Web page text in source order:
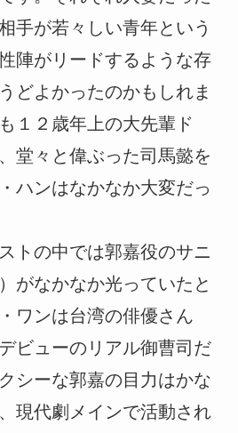
手が若々しい青年という
陣がリードするような存
どよかったのかもしれま
１２歳年上の大先輩ド
堂々と偉ぶった司馬懿を
ハンはなかなか大変だっ
トの中では郭嘉役のサニ
がなかなか光っていたと
ワンは台湾の俳優さん
ビューのリアル御曹司だ
シーな郭嘉の目力はかな
現代劇メインで活動され